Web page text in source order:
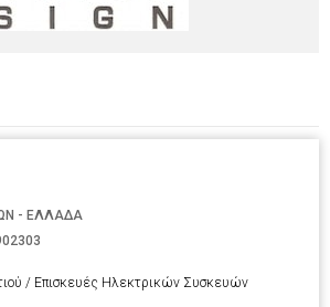
- ΕΛΛΑΔΑ
/ Επισκευές Ηλεκτρικών Συσκευών